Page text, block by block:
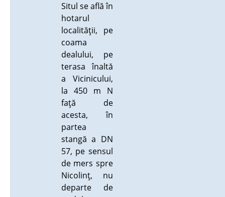
Situl se află în
hotarul
localităţii, pe
coama
dealului, pe
terasa înaltă
a Vicinicului,
la 450 m N
faţă de
acesta, în
partea
stangă a DN
57, pe sensul
de mers spre
Nicolinţ, nu
departe de